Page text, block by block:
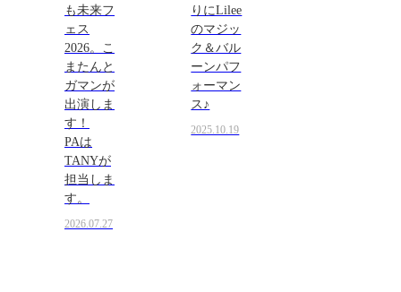
も未来フ
ェス
2026。こ
またんと
ガマンが
出演しま
す！
PAは
TANYが
担当しま
す。
2026.07.27
りにLilee
のマジッ
ク＆バル
ーンパフ
ォーマン
ス♪
2025.10.19